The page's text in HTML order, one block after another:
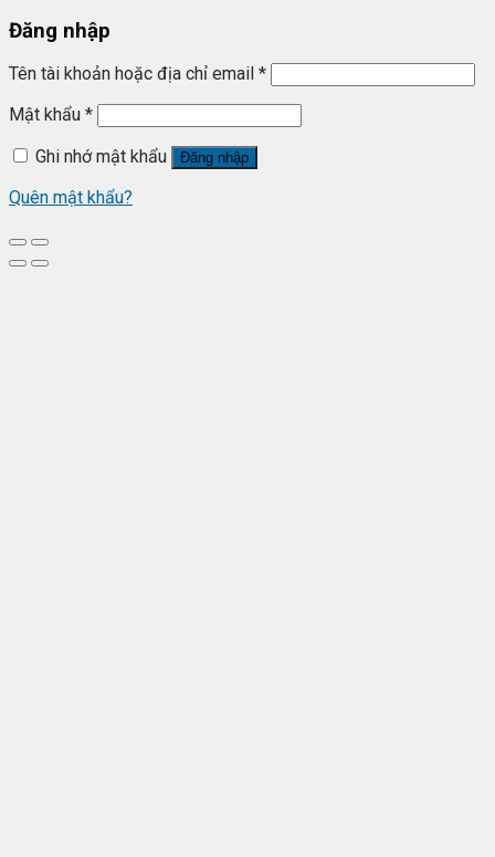
Đăng nhập
Tên tài khoản hoặc địa chỉ email *
Mật khẩu *
Ghi nhớ mật khẩu
Đăng nhập
Quên mật khẩu?